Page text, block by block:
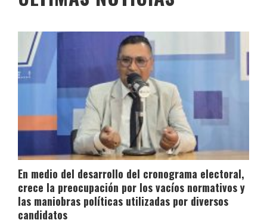
En medio del desarrollo del cronograma electoral,
crece la preocupación por los vacíos normativos y
las maniobras políticas utilizadas por diversos
candidatos